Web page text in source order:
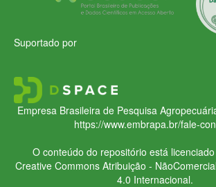
Suportado por
Empresa Brasileira de Pesquisa
https://www.embrapa.br/fale-
O conteúdo do repositório está
Creative CommonsAtribuição -
4.0 Internacional.